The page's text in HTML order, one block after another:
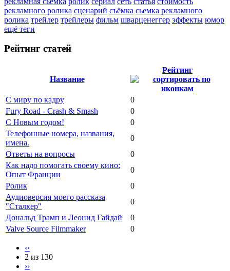
рекламного ролика сценарий съёмка сьемка рекламного
ролика трейлер трейлеры фильм шварценеггер эффекты юмор
ещё теги
Рейтинг статей
Название
Рейтинг
С миру по кадру
0
Fury Road - Crash & Smash
0
С Новым годом!
0
Телефонные номера, названия,
имена.
0
Ответы на вопросы
0
Как надо помогать своему кино:
Опыт Франции
0
Ролик
0
Аудиоверсия моего рассказа
"Сталкер"
0
Дональд Трамп и Леонид Гайдай
0
Valve Source Filmmaker
0
‹‹
2 из 130
››